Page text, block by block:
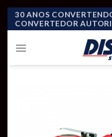
Skip
30 ANOS
CONVERTEDOR